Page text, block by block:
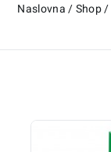
Naslovna/Shop/